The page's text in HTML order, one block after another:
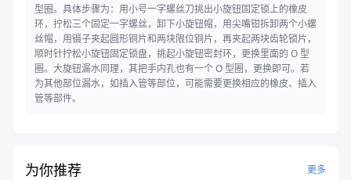
型圈。具体步骤为：用小号一字螺丝刀挑出小旋钮固定锁上的橡皮
环，拧松三个固定一字螺丝，卸下小旋钮帽，用尖嘴钳拆卸两个小螺
丝帽，用镊子夹起圆形铜片和两块限位铜片，再夹起两块齿轮锁片，
顺时针拧松小旋钮固定锁盘，挑起小旋钮密封环，更换里面的 O 型
圈。大旋钮漏水同理，其把手内孔也有一个 O 型圈，更换即可。若
为其他部位漏水，如插入管等部位，可能需要更换相应的橡皮、插入
管等部件。
为你推荐 更多